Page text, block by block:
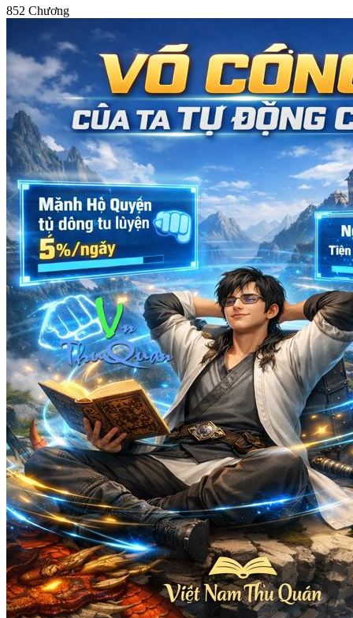
852 Chương